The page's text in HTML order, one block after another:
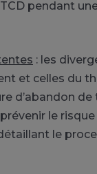
pendant
: les
et celles du
d’abandon de
le
le